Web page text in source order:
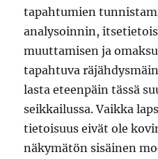
tapahtumien
analysoinnin,
muuttamisen ja
tapahtuva
lasta eteenpäin tässä
seikkailussa. Vaikka
tietoisuus eivät ole
näkymätön sisäinen